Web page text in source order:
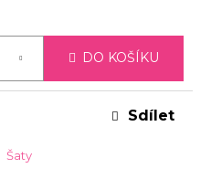
DO KOŠÍKU
Šaty
Sdílet